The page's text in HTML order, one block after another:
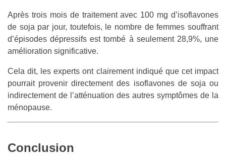
Après trois mois de traitement avec 100 mg d’isoflavones
de soja par jour, toutefois, le nombre de femmes souffrant
d’épisodes dépressifs est tombé à seulement 28,9%, une
amélioration significative.
Cela dit, les experts ont clairement indiqué que cet impact
pourrait provenir directement des isoflavones de soja ou
indirectement de l’atténuation des autres symptômes de la
ménopause.
Conclusion